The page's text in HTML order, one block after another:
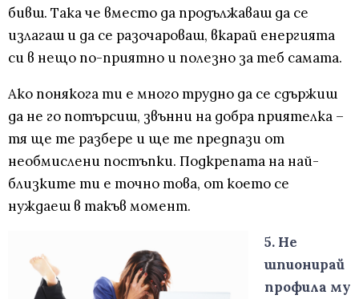
бивш. Така че вместо да продължаваш да се
излагаш и да се разочароваш, вкарай енергията
си в нещо по-приятно и полезно за теб самата.
Ако понякога ти е много трудно да се сдържиш
да не го потърсиш, звънни на добра приятелка –
тя ще те разбере и ще те предпази от
необмислени постъпки. Подкрепата на най-
близките ти е точно това, от което се
нуждаеш в такъв момент.
5. Не
шпионирай
профила му